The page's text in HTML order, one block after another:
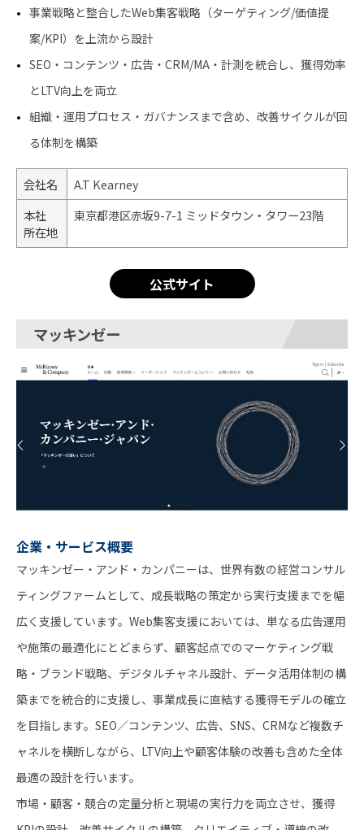
事業戦略と整合したWeb集客戦略（ターゲティング/価値提
案/KPI）を上流から設計
SEO・コンテンツ・広告・CRM/MA・計測を統合し、獲得効率
とLTV向上を両立
組織・運用プロセス・ガバナンスまで含め、改善サイクルが回
る体制を構築
会社名
A.T Kearney
本社
所在地
東京都港区赤坂9-7-1 ミッドタウン・タワー23階
公式サイト
マッキンゼー
企業・サービス概要
マッキンゼー・アンド・カンパニーは、世界有数の経営コンサル
ティングファームとして、成長戦略の策定から実行支援までを幅
広く支援しています。Web集客支援においては、単なる広告運用
や施策の最適化にとどまらず、顧客起点でのマーケティング戦
略・ブランド戦略、デジタルチャネル設計、データ活用体制の構
築までを統合的に支援し、事業成長に直結する獲得モデルの確立
を目指します。SEO／コンテンツ、広告、SNS、CRMなど複数チ
ャネルを横断しながら、LTV向上や顧客体験の改善も含めた全体
最適の設計を行います。
市場・顧客・競合の定量分析と現場の実行力を両立させ、獲得